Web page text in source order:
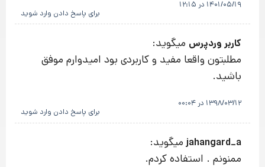
1401/05/19 در 12:15
برای پاسخ دادن وارد شوید
کاربر وردپرس میگوید:
مطلبتون واقعا مفید و کاربردی بود امیدوارم موفق
باشید.
1398/03/12 در 00:04
برای پاسخ دادن وارد شوید
jahangard_a میگوید:
ممنونم . استفاده كردم.